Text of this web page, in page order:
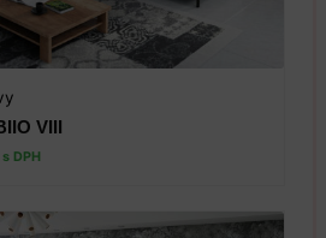
VIII
s DPH